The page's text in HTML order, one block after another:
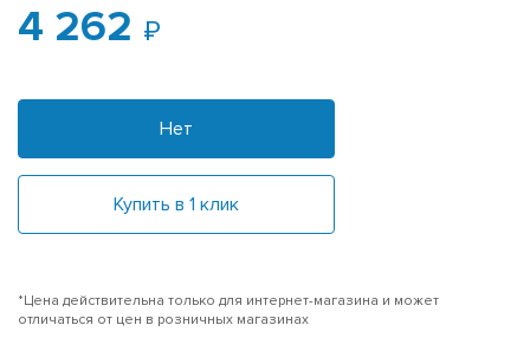
4 262
Нет
Купить в 1 клик
*Цена действительна только для интернет-магазина и может
отличаться от цен в розничных магазинах